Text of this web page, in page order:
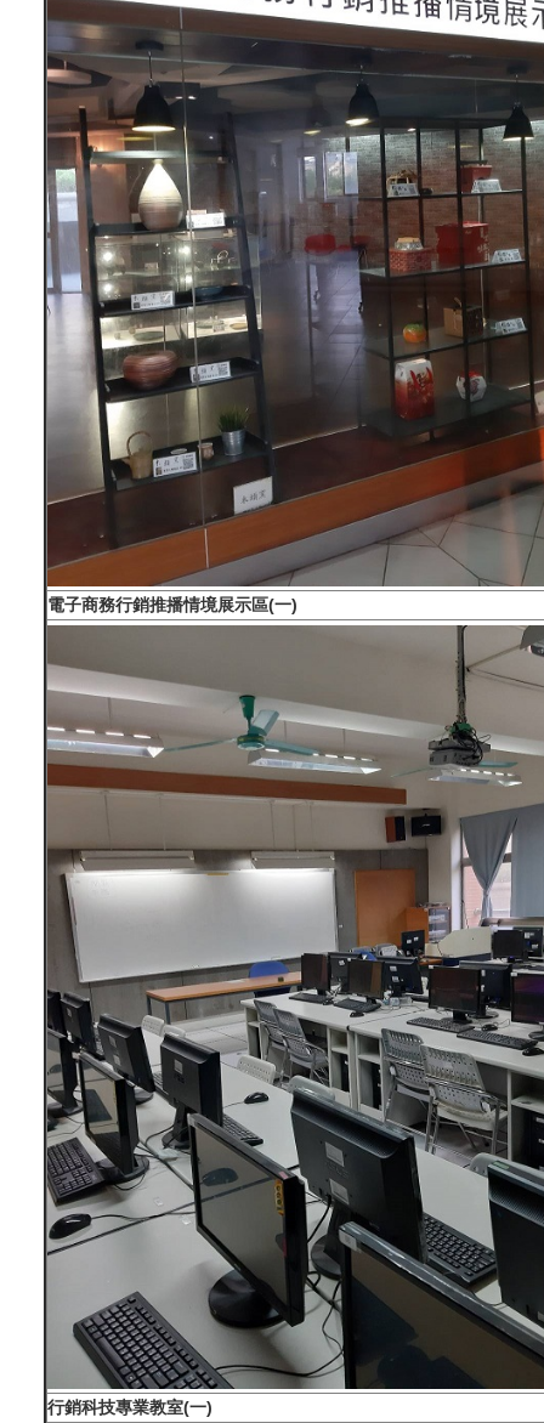
電子商務行銷推播情境展示區(一)
行銷科技專業教室(一)